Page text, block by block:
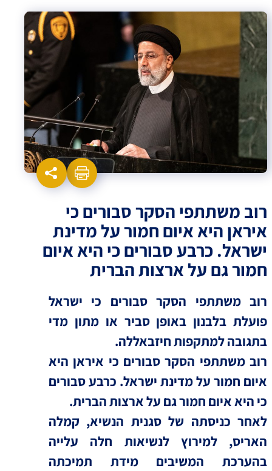
רוב משתתפי הסקר סבורים כי
איראן היא איום חמור על מדינת
ישראל. כרבע סבורים כי היא איום
חמור גם על ארצות הברית
רוב משתתפי הסקר סבורים כי ישראל
פועלת בלבנון באופן סביר או מתון מדי
בתגובה למתקפות חיזבאללה.
רוב משתתפי הסקר סבורים כי איראן היא
איום חמור על מדינת ישראל. כרבע סבורים
כי היא איום חמור גם על ארצות הברית.
לאחר כניסתה של סגנית הנשיא, קמלה
האריס, למירוץ לנשיאות חלה עלייה
בהערכת המשיבים מידת תמיכתה